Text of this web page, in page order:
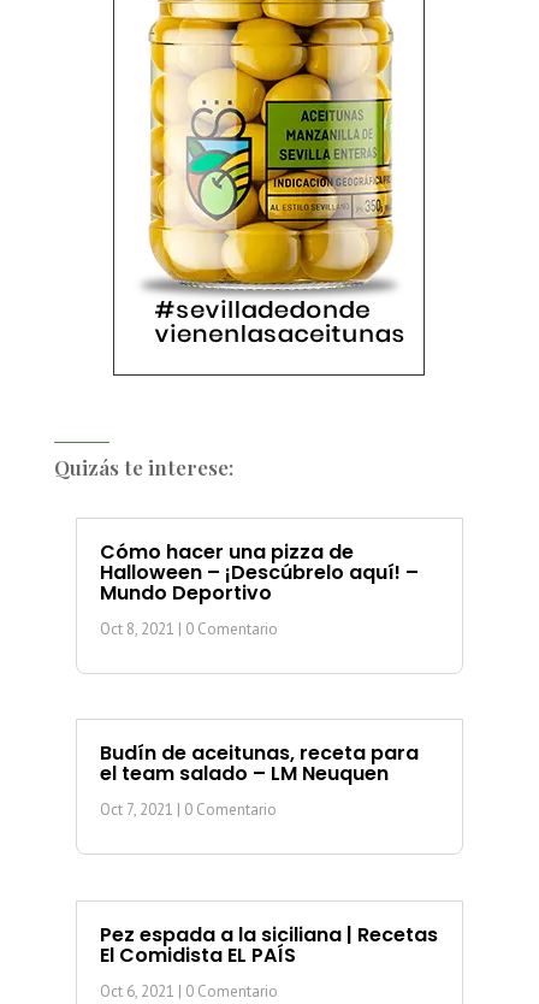
Quizás te interese:
Cómo hacer una pizza de
Halloween – ¡Descúbrelo aquí! –
Mundo Deportivo
Oct 8, 2021 | 0 Comentario
Budín de aceitunas, receta para
el team salado – LM Neuquen
Oct 7, 2021 | 0 Comentario
Pez espada a la siciliana | Recetas
El Comidista EL PAÍS
Oct 6, 2021 | 0 Comentario